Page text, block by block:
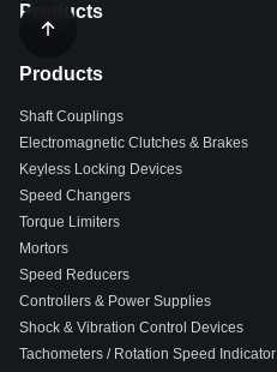
Products
Products
Shaft Couplings
Electromagnetic Clutches & Brakes
Keyless Locking Devices
Speed Changers
Torque Limiters
Mortors
Speed Reducers
Controllers & Power Supplies
Shock & Vibration Control Devices
Tachometers / Rotation Speed Indicator